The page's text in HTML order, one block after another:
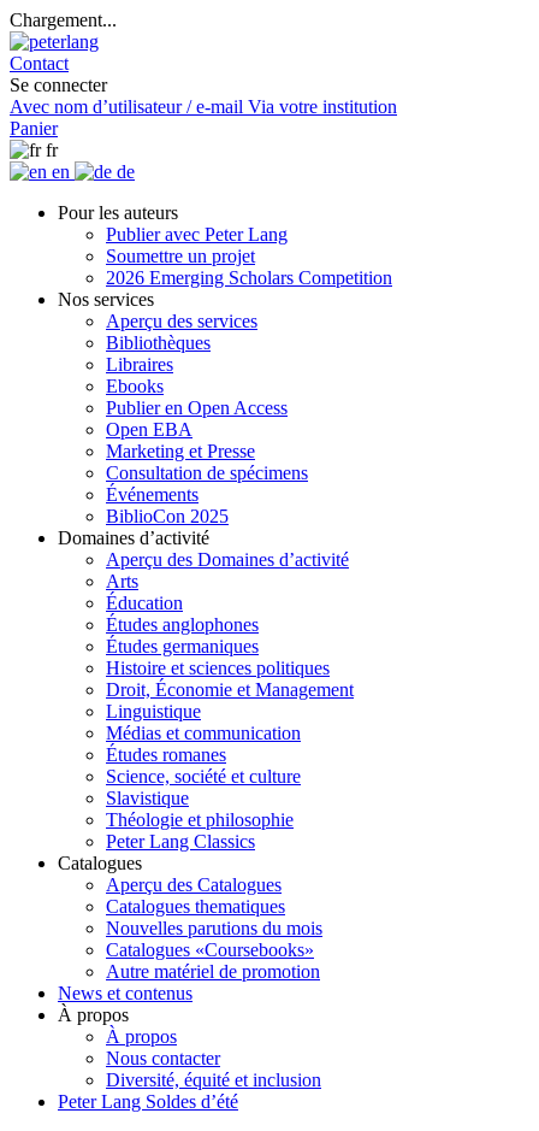
Chargement...
Contact
Se connecter
Avec nom d’utilisateur / e-mail Via votre institution
Panier
fr
en
de
Pour les auteurs
Publier avec Peter Lang
Soumettre un projet
2026 Emerging Scholars Competition
Nos services
Aperçu des services
Bibliothèques
Libraires
Ebooks
Publier en Open Access
Open EBA
Marketing et Presse
Consultation de spécimens
Événements
BiblioCon 2025
Domaines d’activité
Aperçu des Domaines d’activité
Arts
Éducation
Études anglophones
Études germaniques
Histoire et sciences politiques
Droit, Économie et Management
Linguistique
Médias et communication
Études romanes
Science, société et culture
Slavistique
Théologie et philosophie
Peter Lang Classics
Catalogues
Aperçu des Catalogues
Catalogues thematiques
Nouvelles parutions du mois
Catalogues «Coursebooks»
Autre matériel de promotion
News et contenus
À propos
À propos
Nous contacter
Diversité, équité et inclusion
Peter Lang Soldes d’été